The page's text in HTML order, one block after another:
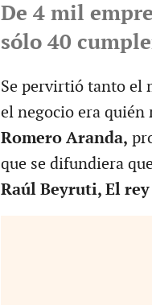
De 4 mil
sólo 40
Se pervirtió tanto el
el negocio era quién
Romero Aranda,
que se difundiera
Raúl Beyruti, El